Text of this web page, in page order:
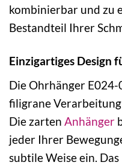
kombinierbar und zu
Bestandteil Ihrer
Einzigartiges Design
Die Ohrhänger
filigrane Verarbeitung
Die zarten Anhänger
jeder Ihrer
subtile Weise ein.